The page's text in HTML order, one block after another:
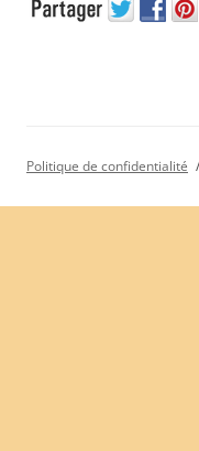
Politique de confidentialité